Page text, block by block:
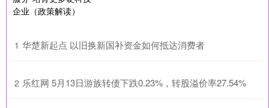
1 ​华楚新起点 以旧换新国补资金如何抵达消费者
2 ​乐红网 5月13日游族转债下跌0.23%，转股溢价率27.54%